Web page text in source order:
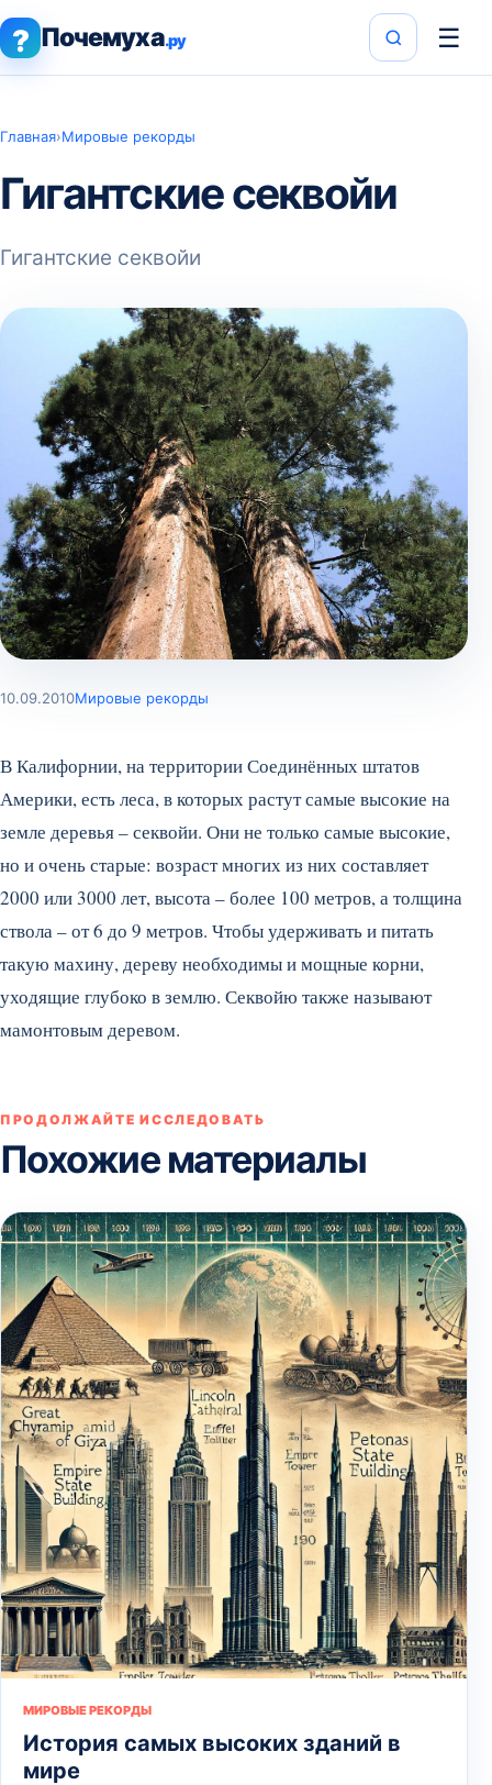
? Почемуха.ру ☰
Главная›Мировые рекорды
Гигантские секвойи
Гигантские секвойи
10.09.2010Мировые рекорды
В Калифорнии, на территории Соединённых штатов
Америки, есть леса, в которых растут самые высокие на
земле деревья – секвойи. Они не только самые высокие,
но и очень старые: возраст многих из них составляет
2000 или 3000 лет, высота – более 100 метров, а толщина
ствола – от 6 до 9 метров. Чтобы удерживать и питать
такую махину, дереву необходимы и мощные корни,
уходящие глубоко в землю. Секвойю также называют
мамонтовым деревом.
ПРОДОЛЖАЙТЕ ИССЛЕДОВАТЬ
Похожие материалы
МИРОВЫЕ РЕКОРДЫ
История самых высоких зданий в
мире